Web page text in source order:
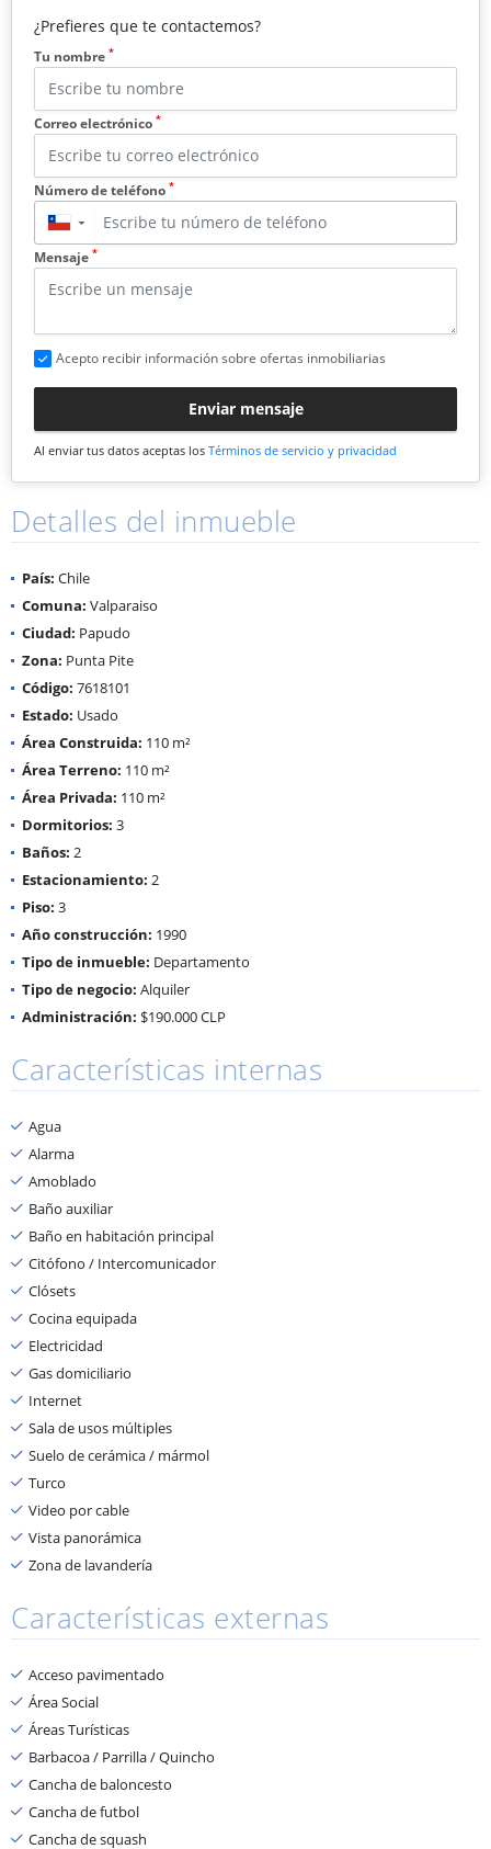
¿Prefieres que te contactemos?
Tu nombre *
Correo electrónico *
Número de teléfono *
▼
Mensaje *
Acepto recibir información sobre ofertas inmobiliarias
Enviar mensaje
Al enviar tus datos aceptas los Términos de servicio y privacidad
Detalles del inmueble
País: Chile
Comuna: Valparaiso
Ciudad: Papudo
Zona: Punta Pite
Código: 7618101
Estado: Usado
Área Construida: 110 m²
Área Terreno: 110 m²
Área Privada: 110 m²
Dormitorios: 3
Baños: 2
Estacionamiento: 2
Piso: 3
Año construcción: 1990
Tipo de inmueble: Departamento
Tipo de negocio: Alquiler
Administración: $190.000 CLP
Características internas
Agua
Alarma
Amoblado
Baño auxiliar
Baño en habitación principal
Citófono / Intercomunicador
Clósets
Cocina equipada
Electricidad
Gas domiciliario
Internet
Sala de usos múltiples
Suelo de cerámica / mármol
Turco
Video por cable
Vista panorámica
Zona de lavandería
Características externas
Acceso pavimentado
Área Social
Áreas Turísticas
Barbacoa / Parrilla / Quincho
Cancha de baloncesto
Cancha de futbol
Cancha de squash